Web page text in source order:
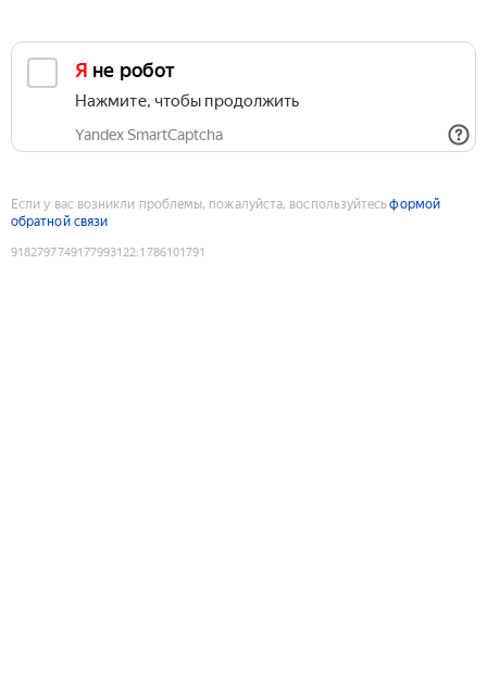
Я не робот
Нажмите, чтобы продолжить
Yandex SmartCaptcha
Если у вас возникли проблемы, пожалуйста, воспользуйтесьформой
обратной связи
9182797749177993122:1786101791